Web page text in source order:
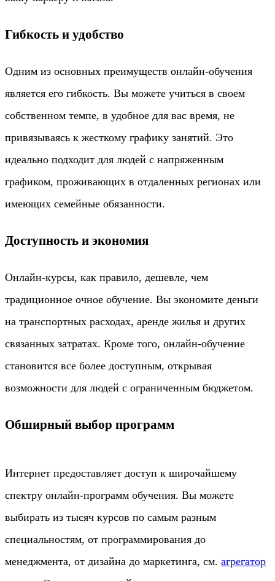
Гибкость и удобство
Одним из основных преимуществ онлайн-обучения
является его гибкость. Вы можете учиться в своем
собственном темпе, в удобное для вас время, не
привязываясь к жесткому графику занятий. Это
идеально подходит для людей с напряженным
графиком, проживающих в отдаленных регионах или
имеющих семейные обязанности.
Доступность и экономия
Онлайн-курсы, как правило, дешевле, чем
традиционное очное обучение. Вы экономите деньги
на транспортных расходах, аренде жилья и других
связанных затратах. Кроме того, онлайн-обучение
становится все более доступным, открывая
возможности для людей с ограниченным бюджетом.
Обширный выбор программ
Интернет предоставляет доступ к широчайшему
спектру онлайн-программ обучения. Вы можете
выбирать из тысяч курсов по самым разным
специальностям, от программирования до
менеджмента, от дизайна до маркетинга, см. агрегатор